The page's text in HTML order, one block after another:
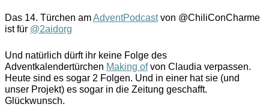
Das 14. Türchen amAdventPodcastvon @ChiliConCharme
ist für @2aidorg
Und natürlich dürft ihr keine Folge des
Adventkalendertürchen Making ofvon Claudia verpassen.
Heute sind es sogar 2 Folgen. Und in einer hat sie (und
unser Projekt) es sogar in die Zeitung geschafft.
Glückwunsch.